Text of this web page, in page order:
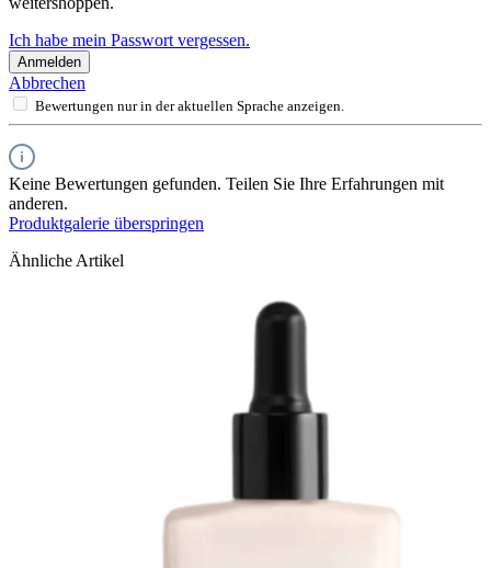
Ich habe mein Passwort vergessen.
Anmelden
Abbrechen
Bewertungen nur in der aktuellen Sprache anzeigen.
Keine Bewertungen gefunden. Teilen Sie Ihre Erfahrungen mit
anderen.
Produktgalerie überspringen
Ähnliche Artikel